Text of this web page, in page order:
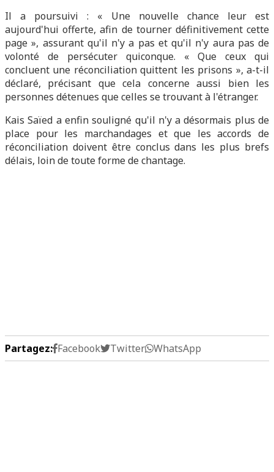
Il a poursuivi : « Une nouvelle chance leur est
aujourd'hui offerte, afin de tourner définitivement cette
page », assurant qu'il n'y a pas et qu'il n'y aura pas de
volonté de persécuter quiconque. « Que ceux qui
concluent une réconciliation quittent les prisons », a-t-il
déclaré, précisant que cela concerne aussi bien les
personnes détenues que celles se trouvant à l'étranger.
Kais Saïed a enfin souligné qu'il n'y a désormais plus de
place pour les marchandages et que les accords de
réconciliation doivent être conclus dans les plus brefs
délais, loin de toute forme de chantage.
Partagez: Facebook Twitter WhatsApp